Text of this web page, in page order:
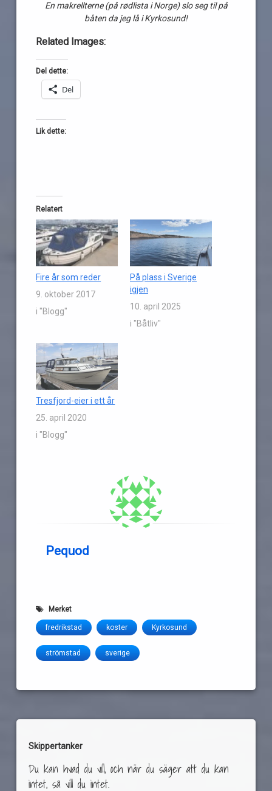
En makrellterne (på rødlista i Norge) slo seg til på
båten da jeg lå i Kyrkosund!
Related Images:
Del dette:
Del
Lik dette:
Relatert
Fire år som reder
9. oktober 2017
i "Blogg"
På plass i Sverige
igjen
10. april 2025
i "Båtliv"
Tresfjord-eier i ett år
25. april 2020
i "Blogg"
Pequod
Merket
fredrikstad koster Kyrkosund
strömstad sverige
Skippertanker
Du kan hvad du vill, och när du säger att du kan
intet, så vill du intet.